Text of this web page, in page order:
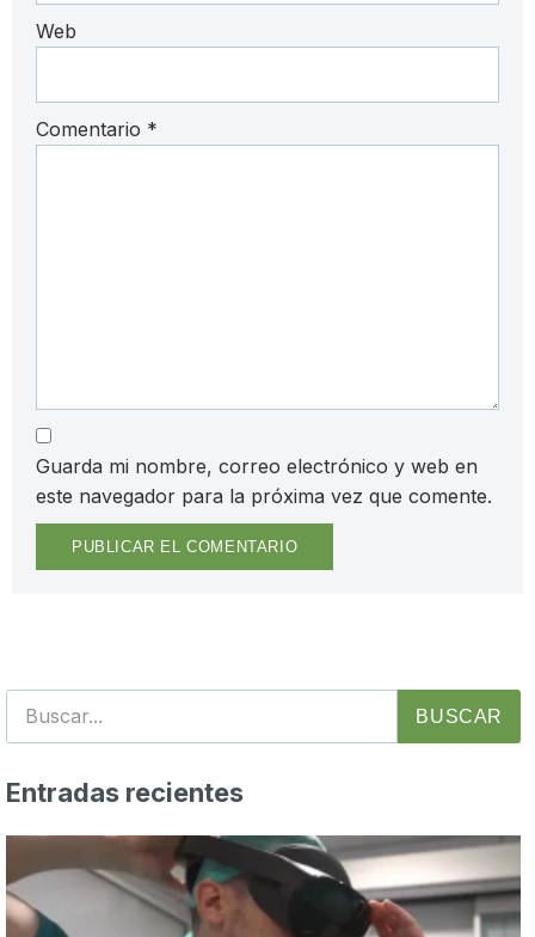
Web
Comentario *
Guarda mi nombre, correo electrónico y web en
este navegador para la próxima vez que comente.
BUSCAR
Entradas recientes